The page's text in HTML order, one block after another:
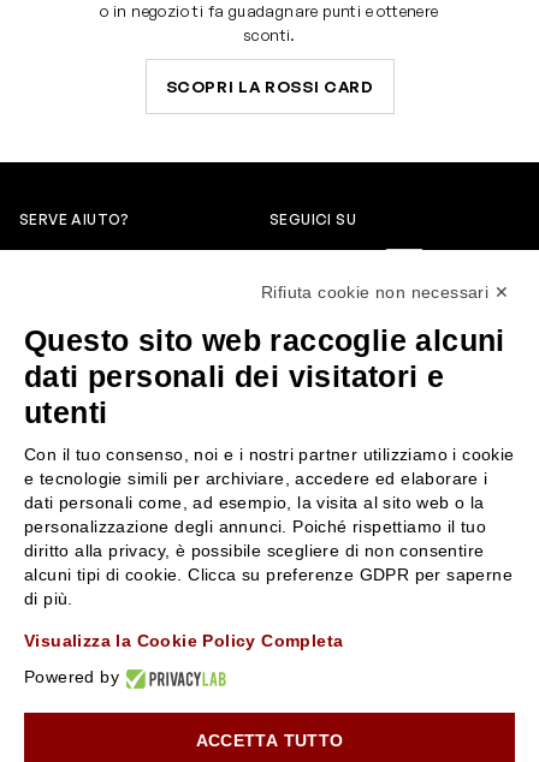
o in negozio ti fa guadagnare punti e ottenere
sconti.
SCOPRI LA ROSSI CARD
SERVE AIUTO?
servizioclienti@rossiprofumi.it
SEGUICI SU
SERVIZIO CLIENTI
Resi e rimborsi
Pagamenti
Spedizione
Condizioni generali di vendita
Privacy Policy
Chi siamo
Contattaci
Negozi
Attiva la Rossi Card
Lavora con noi
10% di Sconto sul primo ordine!*
Rifiuta cookie non necessari ✕
Questo sito web raccoglie alcuni
dati personali dei visitatori e
utenti
Con il tuo consenso, noi e i nostri partner utilizziamo i cookie
e tecnologie simili per archiviare, accedere ed elaborare i
dati personali come, ad esempio, la visita al sito web o la
personalizzazione degli annunci. Poiché rispettiamo il tuo
diritto alla privacy, è possibile scegliere di non consentire
alcuni tipi di cookie. Clicca su preferenze GDPR per saperne
di più.
Visualizza la Cookie Policy Completa
Powered by
ACCETTA TUTTO